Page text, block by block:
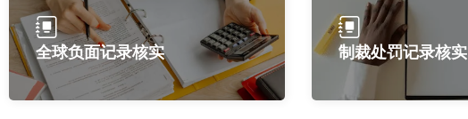
全球负面记录核实 制裁处罚记录核实